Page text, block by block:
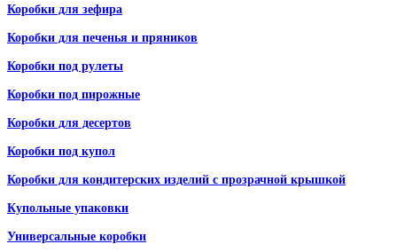
Коробки для зефира
Коробки для печенья и пряников
Коробки под рулеты
Коробки под пирожные
Коробки для десертов
Коробки под купол
Коробки для кондитерских изделий с прозрачной крышкой
Купольные упаковки
Универсальные коробки